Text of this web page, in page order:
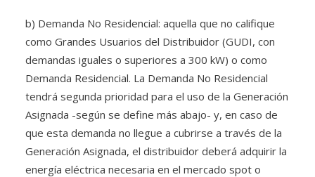
b) Demanda No Residencial: aquella que no califique
como Grandes Usuarios del Distribuidor (GUDI, con
demandas iguales o superiores a 300 kW) o como
Demanda Residencial. La Demanda No Residencial
tendrá segunda prioridad para el uso de la Generación
Asignada -según se define más abajo- y, en caso de
que esta demanda no llegue a cubrirse a través de la
Generación Asignada, el distribuidor deberá adquirir la
energía eléctrica necesaria en el mercado spot o